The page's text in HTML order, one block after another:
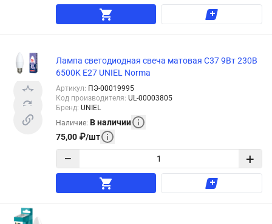
Лампа светодиодная свеча матовая C37 9Вт 230В
6500K E27 UNIEL Norma
Артикул: ПЭ-00019995
Код производителя: UL-00003805
Бренд: UNIEL
Наличие: В наличии
75,00 ₽/шт
− +